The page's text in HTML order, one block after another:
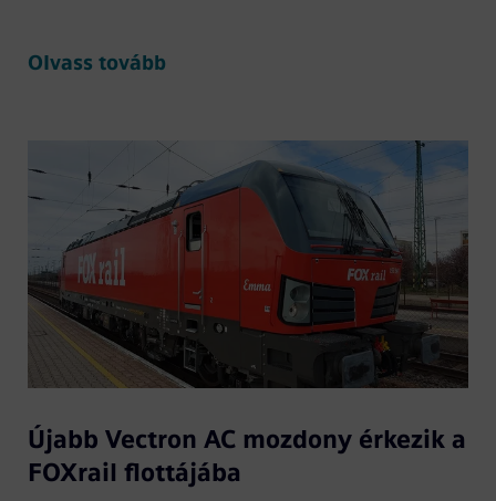
Olvass tovább
Újabb Vectron AC mozdony érkezik a
FOXrail flottájába